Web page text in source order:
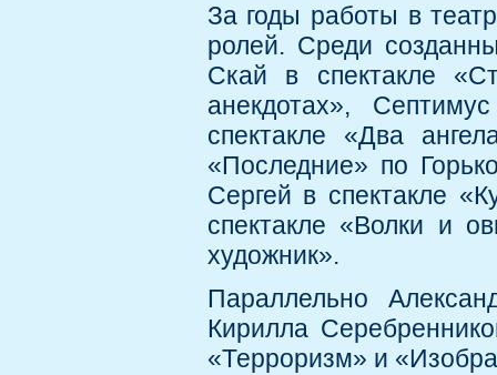
За годы работы в
ролей. Среди
Скай в спектакле
анекдотах»,
спектакле «Два
«Последние» по
Сергей в спектакле
спектакле «Волки и
художник».
Параллельно
Кирилла
«Терроризм» и